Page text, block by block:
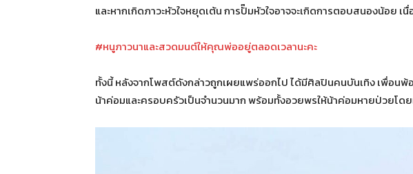
และหากเกิดภาวะหัวใจหยุดเต้น การปั๊มหัวใจอาจจะเกิดการตอบสนองน้อย เ
#หนูภาวนาและสวดมนต์ให้คุณพ่ออยู่ตลอดเวลานะคะ
ทั้งนี้ หลังจากโพสต์ดังกล่าวถูกเผยแพร่ออกไป ได้มีศิลปินคนบันเทิง เพื่อนพ้
น้าค่อมและครอบครัวเป็นจำนวนมาก พร้อมทั้งอวยพรให้น้าค่อมหายป่วยโดย